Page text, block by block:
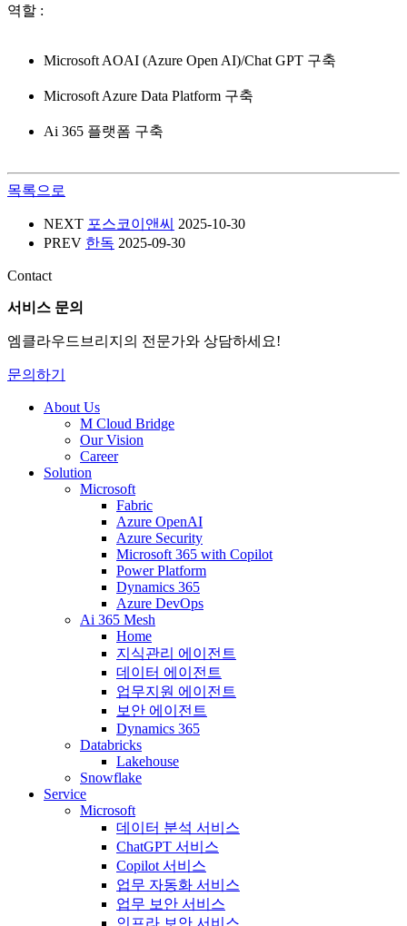
역할 :
Microsoft AOAI (Azure Open AI)/Chat GPT 구축
Microsoft Azure Data Platform 구축
Ai 365 플랫폼 구축
목록으로
NEXT 포스코이앤씨 2025-10-30
PREV 한독 2025-09-30
Contact
서비스 문의
엠클라우드브리지의 전문가와 상담하세요!
문의하기
About Us
M Cloud Bridge
Our Vision
Career
Solution
Microsoft
Fabric
Azure OpenAI
Azure Security
Microsoft 365 with Copilot
Power Platform
Dynamics 365
Azure DevOps
Ai 365 Mesh
Home
지식관리 에이전트
데이터 에이전트
업무지원 에이전트
보안 에이전트
Dynamics 365
Databricks
Lakehouse
Snowflake
Service
Microsoft
데이터 분석 서비스
ChatGPT 서비스
Copilot 서비스
업무 자동화 서비스
업무 보안 서비스
인프라 보안 서비스